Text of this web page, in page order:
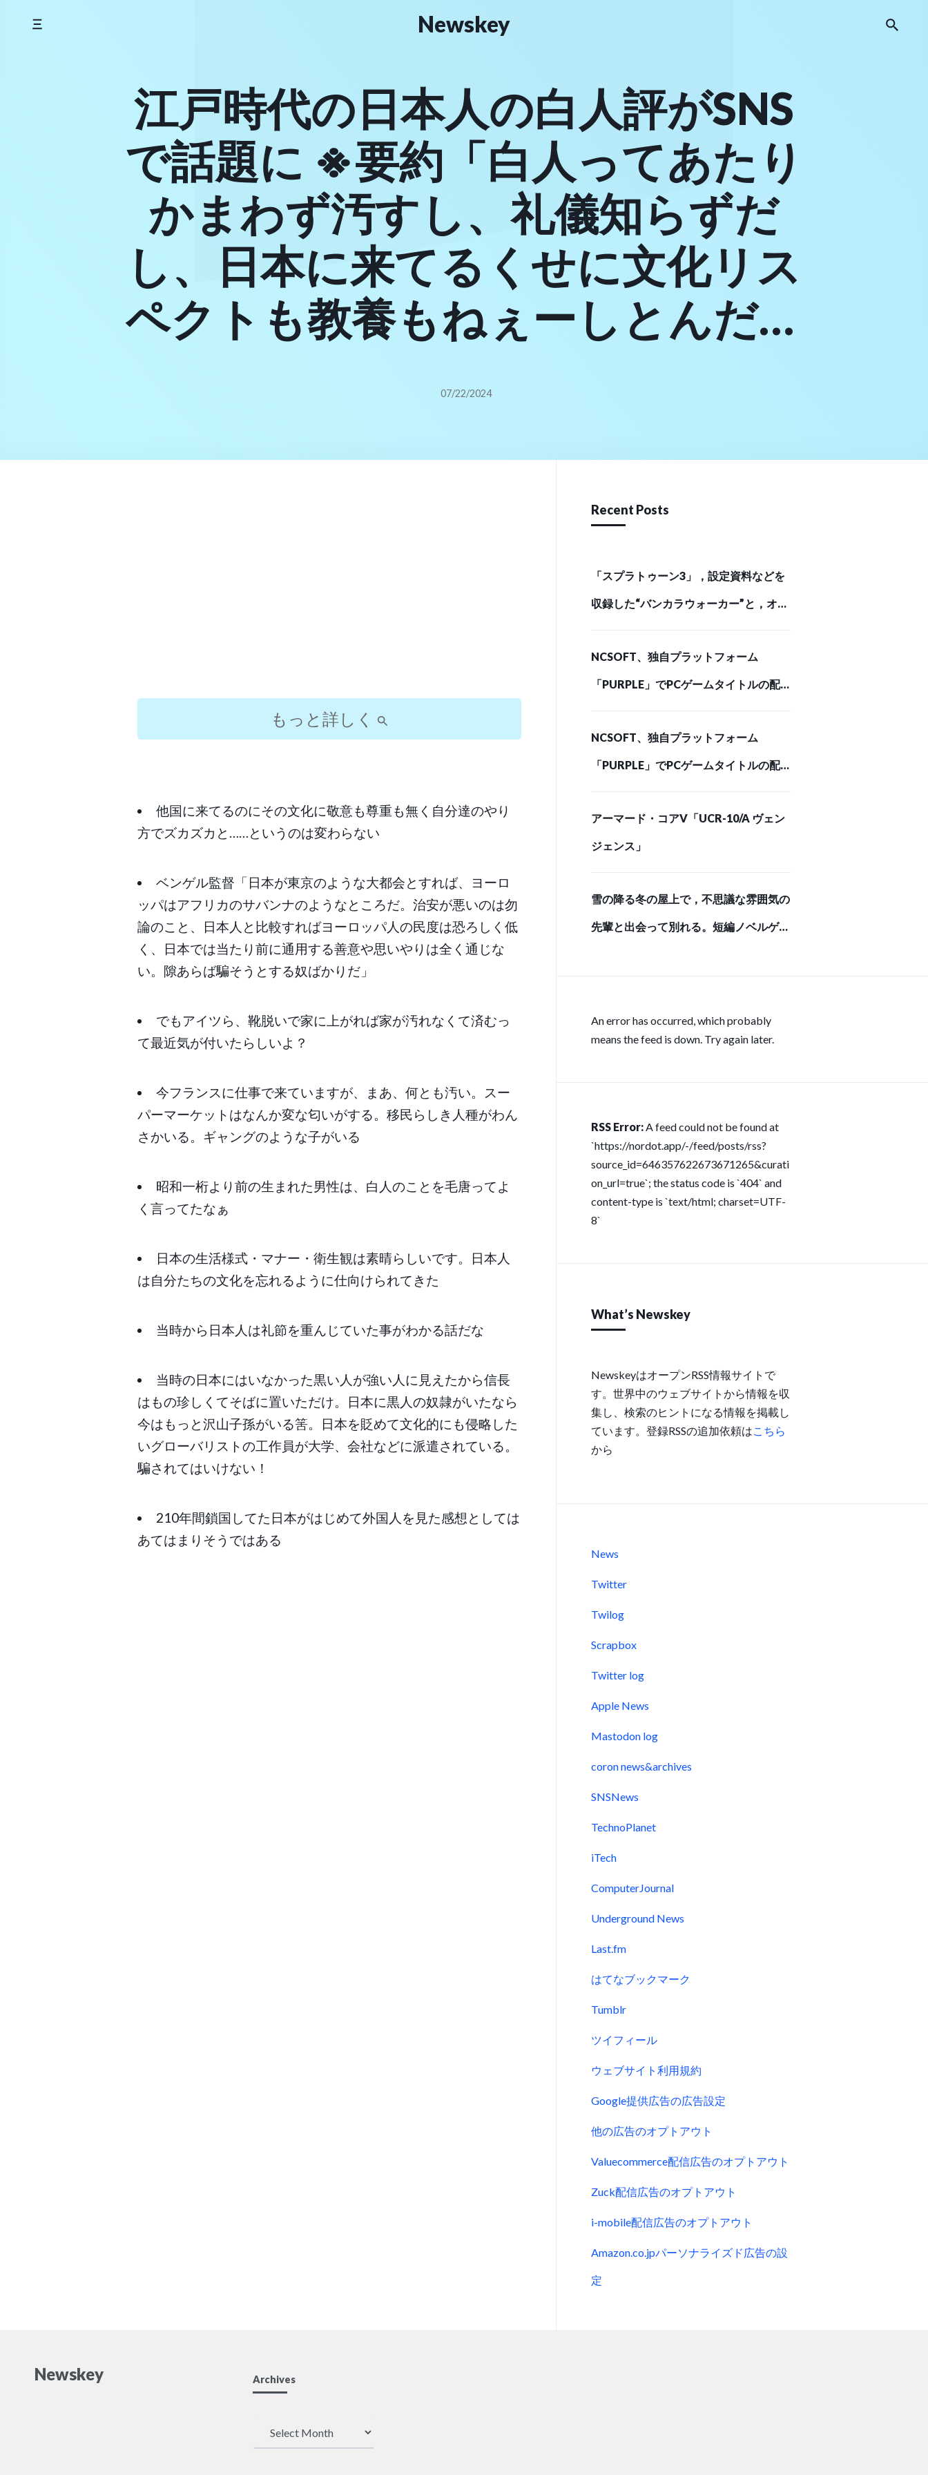
Newskey
江戸時代の日本人の白人評がSNS
で話題に ※要約「白人ってあたり
かまわず汚すし、礼儀知らずだ
し、日本に来てるくせに文化リス
ペクトも教養もねぇーしとんだ野
衛生すぎ。素手で直接掴んで飲食
をする野蛮人じゃねーか。清潔を
大事にする我々日本人からは理解
黒い未開っぽい人連れまわしてる
のも見てるわー」（美桜ちゃん
【日本本位主義】
@UruwashiSakura）
07/22/2024
もっと詳しく
他国に来てるのにその文化に敬意も尊重も無く自分達のやり
方でズカズカと……というのは変わらない
ベンゲル監督「日本が東京のような大都会とすれば、ヨーロ
ッパはアフリカのサバンナのようなところだ。治安が悪いのは勿
論のこと、日本人と比較すればヨーロッパ人の民度は恐ろしく低
く、日本では当たり前に通用する善意や思いやりは全く通じな
い。隙あらば騙そうとする奴ばかりだ」
でもアイツら、靴脱いで家に上がれば家が汚れなくて済むっ
て最近気が付いたらしいよ？
今フランスに仕事で来ていますが、まあ、何とも汚い。スー
パーマーケットはなんか変な匂いがする。移民らしき人種がわん
さかいる。ギャングのような子がいる
昭和一桁より前の生まれた男性は、白人のことを毛唐ってよ
く言ってたなぁ
日本の生活様式・マナー・衛生観は素晴らしいです。日本人
は自分たちの文化を忘れるように仕向けられてきた
当時から日本人は礼節を重んじていた事がわかる話だな
当時の日本にはいなかった黒い人が強い人に見えたから信長
はもの珍しくてそばに置いただけ。日本に黒人の奴隷がいたなら
今はもっと沢山子孫がいる筈。日本を貶めて文化的にも侵略した
いグローバリストの工作員が大学、会社などに派遣されている。
騙されてはいけない！
210年間鎖国してた日本がはじめて外国人を見た感想としては
あてはまりそうではある
Recent Posts
「スプラトゥーン3」，設定資料などを
収録した“バンカラウォーカー”と，オリ
日に発売決定
NCSOFT、独自プラットフォーム
「PURPLE」でPCゲームタイトルの配
ーに (Social Game Info)
NCSOFT、独自プラットフォーム
「PURPLE」でPCゲームタイトルの配
ーに (Social Game Info)
アーマード・コアV「UCR-10/A ヴェン
ジェンス」
雪の降る冬の屋上で，不思議な雰囲気の
先輩と出会って別れる。短編ノベルゲー
An error has occurred, which probably
means the feed is down. Try again later.
RSS Error:A feed could not be found at
`https://nordot.app/-/feed/posts/rss?
source_id=646357622673671265&curati
on_url=true`; the status code is `404` and
content-type is `text/html; charset=UTF-
8`
What’s Newskey
NewskeyはオープンRSS情報サイトで
す。世界中のウェブサイトから情報を収
集し、検索のヒントになる情報を掲載し
ています。登録RSSの追加依頼はこちら
から
News
Twitter
Twilog
Scrapbox
Twitter log
Apple News
Mastodon log
coron news&archives
SNSNews
TechnoPlanet
iTech
ComputerJournal
Underground News
Last.fm
はてなブックマーク
Tumblr
ツイフィール
ウェブサイト利用規約
Google提供広告の広告設定
他の広告のオプトアウト
Valuecommerce配信広告のオプトアウト
Zuck配信広告のオプトアウト
i-mobile配信広告のオプトアウト
Amazon.co.jpパーソナライズド広告の設
定
Newskey Archives